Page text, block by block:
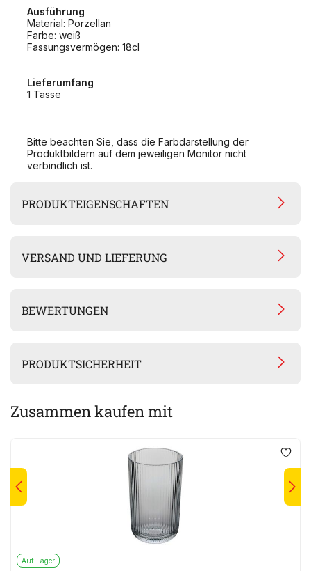
Ausführung
Material: Porzellan
Farbe: weiß
Fassungsvermögen: 18cl
Lieferumfang
1 Tasse
Bitte beachten Sie, dass die Farbdarstellung der
Produktbildern auf dem jeweiligen Monitor nicht
verbindlich ist.
PRODUKTEIGENSCHAFTEN
VERSAND UND LIEFERUNG
BEWERTUNGEN
PRODUKTSICHERHEIT
Zusammen kaufen mit
Auf Lager